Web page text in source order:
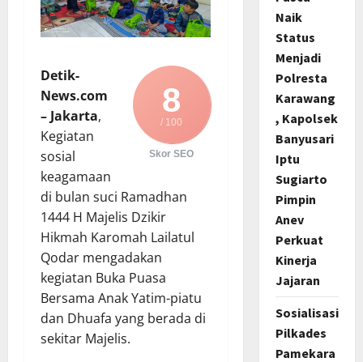
8
/ 100
Skor SEO
Detik-
News.com
– Jakarta,
Kegiatan
sosial
keagamaan
di bulan suci Ramadhan
1444 H Majelis Dzikir
Hikmah Karomah Lailatul
Qodar mengadakan
kegiatan Buka Puasa
Bersama Anak Yatim-piatu
dan Dhuafa yang berada di
sekitar Majelis.
Naik
Status
Menjadi
Polresta
Karawang
, Kapolsek
Banyusari
Iptu
Sugiarto
Pimpin
Anev
Perkuat
Kinerja
Jajaran
Sosialisasi
Pilkades
Pamekara